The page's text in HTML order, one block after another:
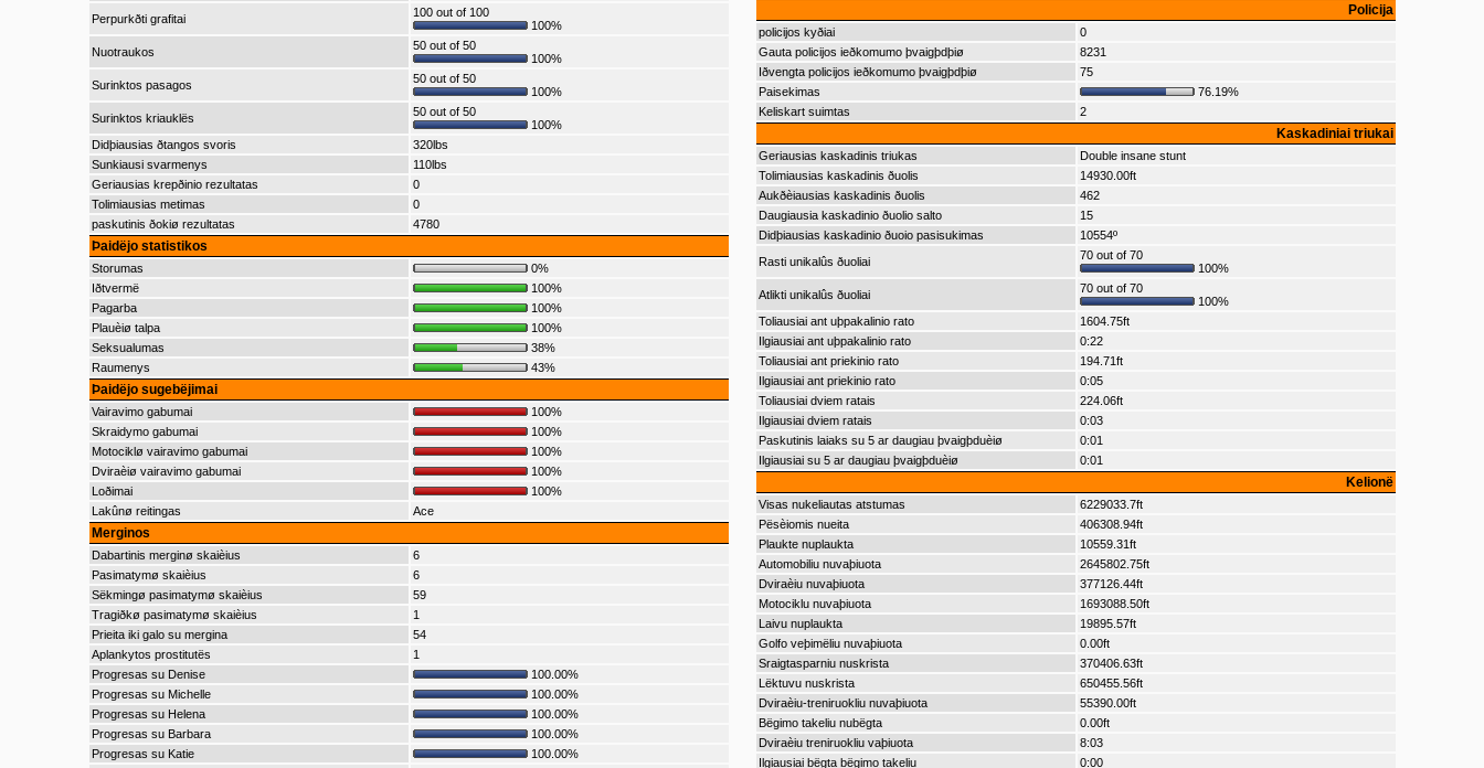
Perpurkðti grafitai
100 out of 100
100%
Nuotraukos
50 out of 50
100%
Surinktos pasagos
50 out of 50
100%
Surinktos kriauklës
50 out of 50
100%
Didþiausias ðtangos svoris
320lbs
Sunkiausi svarmenys
110lbs
Geriausias krepðinio rezultatas
0
Tolimiausias metimas
0
paskutinis ðokiø rezultatas
4780
Þaidëjo statistikos
Storumas
0%
Iðtvermë
100%
Pagarba
100%
Plauèiø talpa
100%
Seksualumas
38%
Raumenys
43%
Þaidëjo sugebëjimai
Vairavimo gabumai
100%
Skraidymo gabumai
100%
Motociklø vairavimo gabumai
100%
Dviraèiø vairavimo gabumai
100%
Loðimai
100%
Lakûnø reitingas
Ace
Merginos
Dabartinis merginø skaièius
6
Pasimatymø skaièius
6
Sëkmingø pasimatymø skaièius
59
Tragiðkø pasimatymø skaièius
1
Prieita iki galo su mergina
54
Aplankytos prostitutës
1
Progresas su Denise
100.00%
Progresas su Michelle
100.00%
Progresas su Helena
100.00%
Progresas su Barbara
100.00%
Progresas su Katie
100.00%
Policija
policijos kyðiai
0
Gauta policijos ieðkomumo þvaigþdþiø
8231
Iðvengta policijos ieðkomumo þvaigþdþiø
75
Paisekimas
76.19%
Keliskart suimtas
2
Kaskadiniai triukai
Geriausias kaskadinis triukas
Double insane stunt
Tolimiausias kaskadinis ðuolis
14930.00ft
Aukðèiausias kaskadinis ðuolis
462
Daugiausia kaskadinio ðuolio salto
15
Didþiausias kaskadinio ðuoio pasisukimas
10554º
Rasti unikalûs ðuoliai
70 out of 70
100%
Atlikti unikalûs ðuoliai
70 out of 70
100%
Toliausiai ant uþpakalinio rato
1604.75ft
Ilgiausiai ant uþpakalinio rato
0:22
Toliausiai ant priekinio rato
194.71ft
Ilgiausiai ant priekinio rato
0:05
Toliausiai dviem ratais
224.06ft
Ilgiausiai dviem ratais
0:03
Paskutinis laiaks su 5 ar daugiau þvaigþduèiø
0:01
Ilgiausiai su 5 ar daugiau þvaigþduèiø
0:01
Kelionë
Visas nukeliautas atstumas
6229033.7ft
Pësèiomis nueita
406308.94ft
Plaukte nuplaukta
10559.31ft
Automobiliu nuvaþiuota
2645802.75ft
Dviraèiu nuvaþiuota
377126.44ft
Motociklu nuvaþiuota
1693088.50ft
Laivu nuplaukta
19895.57ft
Golfo veþimëliu nuvaþiuota
0.00ft
Sraigtasparniu nuskrista
370406.63ft
Lëktuvu nuskrista
650455.56ft
Dviraèiu-treniruokliu nuvaþiuota
55390.00ft
Bëgimo takeliu nubëgta
0.00ft
Dviraèiu treniruokliu vaþiuota
8:03
Ilgiausiai bëgta bëgimo takeliu
0:00